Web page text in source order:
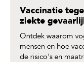
Vaccinatie
ziekte
Ontdek waarom
mensen en hoe
de risico's en